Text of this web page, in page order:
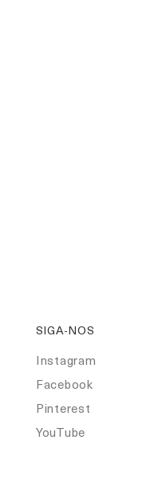
SIGA-NOS
Instagram
Facebook
Pinterest
YouTube